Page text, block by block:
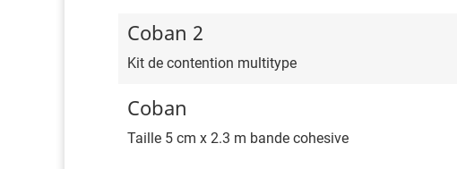
Coban 2
Kit de contention multitype
Coban
Taille 5 cm x 2.3 m bande cohesive